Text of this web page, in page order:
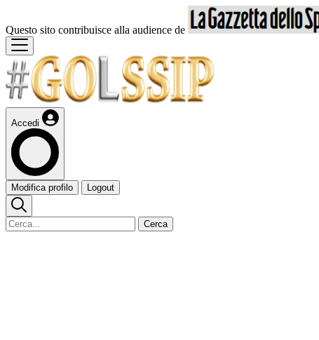
Questo sito contribuisce alla audience de
Accedi
Modifica profilo Logout
Cerca